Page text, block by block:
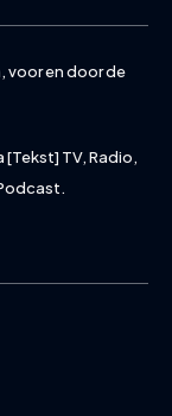
voor en door de
TV, Radio,